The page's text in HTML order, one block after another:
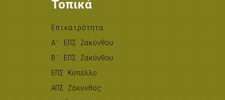
Τοπικά
Επικαιρότητα
A’ ΕΠΣ Ζακύνθου
B’ ΕΠΣ Ζακύνθου
ΕΠΣ Κύπελλο
ΑΠΣ Ζάκυνθος